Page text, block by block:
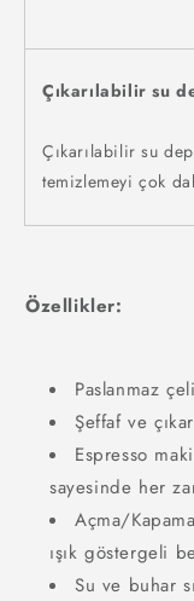
Çıkarılabilir su
Çıkarılabilir su
temizlemeyi çok
Özellikler:
Paslanmaz
Şeffaf ve
Espresso
sayesinde her
Açma/
ışık göstergeli
Su ve buhar